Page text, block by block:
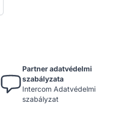
Partner adatvédelmi
szabályzata
Intercom Adatvédelmi
szabályzat